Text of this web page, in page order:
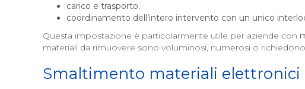
carico e trasporto;
coordinamento dell’intero intervento con un unico
Questa impostazione è particolarmente utile per aziende con
materiali da rimuovere sono voluminosi, numerosi o
Smaltimento materiali elettronici